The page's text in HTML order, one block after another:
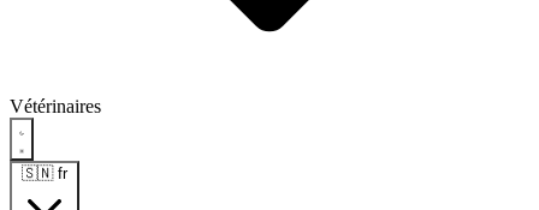
Vétérinaires
🇸🇳 fr